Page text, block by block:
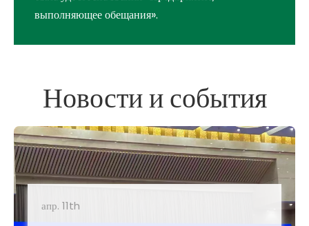
выполняющее обещания».
Новости и события
апр. 11th